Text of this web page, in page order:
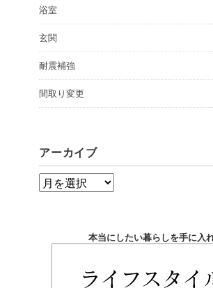
浴室
玄関
耐震補強
間取り変更
アーカイブ
ア
本当にしたい暮らしを手に入